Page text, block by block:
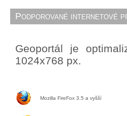
Podporované internetové
Geoportál je
1024x768 px.
Mozilla FireFox 3.5 a vyšší